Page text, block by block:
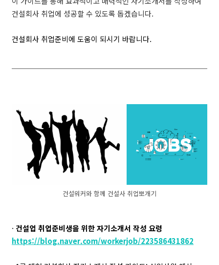
건설회사 취업에 성공할 수 있도록 돕겠습니다.
건설회사 취업준비에 도움이 되시기 바랍니다.
건설워커와 함께 건설사 취업뽀개기
· 건설업 취업준비생을 위한 자기소개서 작성 요령
https://blog.naver.com/workerjob/223586431862